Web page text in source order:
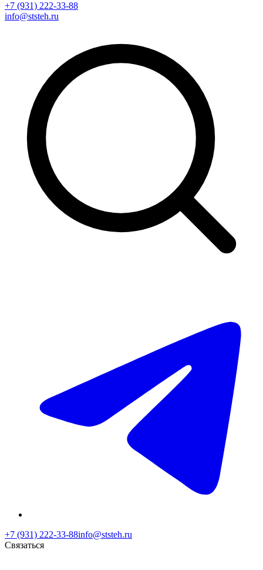
+7 (931) 222-33-88
info@ststeh.ru
+7 (931) 222-33-88info@ststeh.ru
Связаться